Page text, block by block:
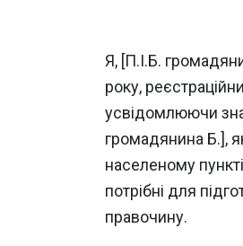
Я, [П.І.Б.
року,
усвідомлюючи
громадянина Б.],
населеному
потрібні для
правочину.